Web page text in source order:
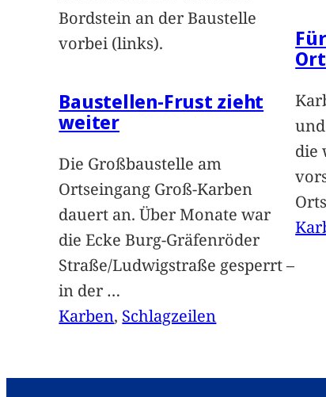
Bordstein an der Baustelle
vorbei (links).
Baustellen-Frust zieht
weiter
Die Großbaustelle am
Ortseingang Groß-Karben
dauert an. Über Monate war
die Ecke Burg-Gräfenröder
Straße/Ludwigstraße gesperrt –
in der …
Karben, Schlagzeilen
die